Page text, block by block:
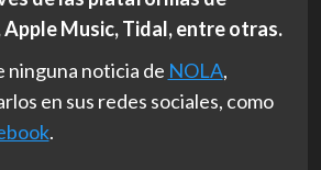
Music, Tidal, entre otras.
ninguna noticia de NOLA,
en sus redes sociales, como
.